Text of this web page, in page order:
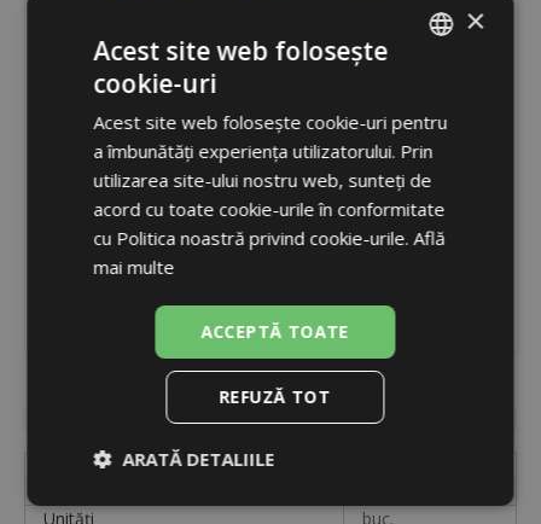
3882
indisponibil
Etichetă
Unități
buc.
ENGLISH
×
Acest site web folosește
cookie-uri
Acest site web folosește cookie-uri pentru
a îmbunătăți experiența utilizatorului. Prin
utilizarea site-ului nostru web, sunteți de
acord cu toate cookie-urile în conformitate
cu Politica noastră privind cookie-urile. Află
mai multe
ACCEPTĂ TOATE
REFUZĂ TOT
ARATĂ DETALIILE
Strict
De
De